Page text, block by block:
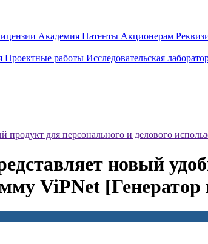
Академия Патенты Акционерам
Проектные работы Исследовательская
для персонального и делового
новый
ViPNet [Генератор